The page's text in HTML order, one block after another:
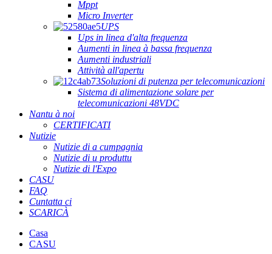
Mppt
Micro Inverter
UPS
Ups in linea d'alta frequenza
Aumenti in linea à bassa frequenza
Aumenti industriali
Attività all'apertu
Soluzioni di putenza per telecomunicazioni
Sistema di alimentazione solare per
telecomunicazioni 48VDC
Nantu à noi
CERTIFICATI
Nutizie
Nutizie di a cumpagnia
Nutizie di u produttu
Nutizie di l'Expo
CASU
FAQ
Cuntatta ci
SCARICÀ
Casa
CASU